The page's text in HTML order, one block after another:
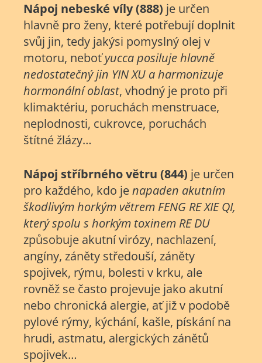
Nápoj nebeské víly (888) je určen
hlavně pro ženy, které potřebují doplnit
svůj jin, tedy jakýsi pomyslný olej v
motoru, neboťyucca posiluje hlavně
nedostatečný jin YIN XU a harmonizuje
hormonální oblast, vhodný je proto při
klimaktériu, poruchách menstruace,
neplodnosti, cukrovce, poruchách
štítné žlázy…
Nápoj stříbrného větru (844) je určen
pro každého, kdo jenapaden akutním
škodlivým horkým větrem FENG RE XIE QI,
který spolu s horkým toxinem RE DU
způsobuje akutní virózy, nachlazení,
angíny, záněty středouší, záněty
spojivek, rýmu, bolesti v krku, ale
rovněž se často projevuje jako akutní
nebo chronická alergie, ať již v podobě
pylové rýmy, kýchání, kašle, pískání na
hrudi, astmatu, alergických zánětů
spojivek…